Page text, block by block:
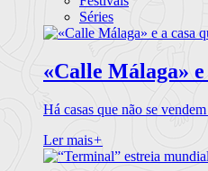
Séries
«Calle Málaga» e
Há casas que não se
Ler mais+